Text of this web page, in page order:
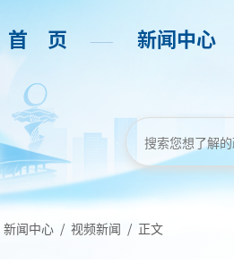
首 页 —— 新闻中心
新闻中心 / 视频新闻 / 正文